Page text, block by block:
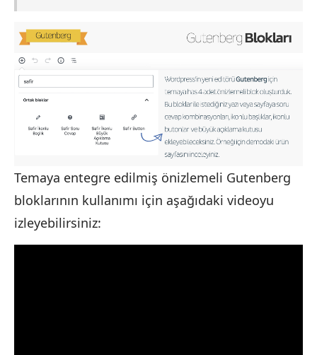
Temaya entegre edilmiş önizlemeli Gutenberg
bloklarının kullanımı için aşağıdaki videoyu
izleyebilirsiniz: